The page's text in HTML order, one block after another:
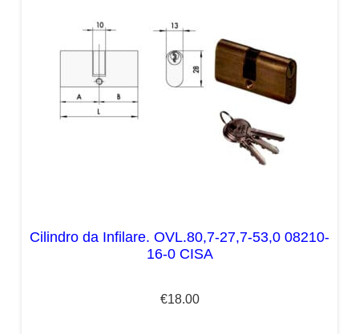
Cilindro da Infilare. OVL.80,7-27,7-53,0 08210-
16-0 CISA
€18.00